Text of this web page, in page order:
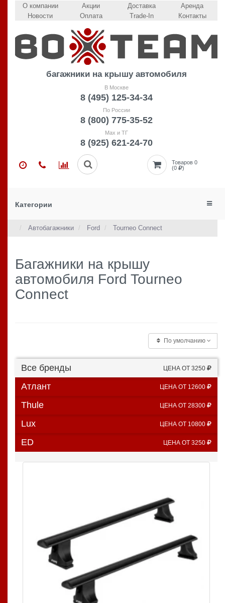
О компании
Новости
Акции
Оплата
Доставка
Trade-In
Аренда
Контакты
багажники на крышу автомобиля
В Москве
8 (495) 125-34-34
По России
8 (800) 775-35-52
Max и ТГ
8 (925) 621-24-70
Товаров 0
(0
)
Категории
Автобагажники Ford Tourneo Connect
Багажники на крышу
автомобиля Ford Tourneo
Connect
По умолчанию
Все бренды ЦЕНА ОТ 3250
Атлант ЦЕНА ОТ 12600
Thule ЦЕНА ОТ 28300
Lux ЦЕНА ОТ 10800
ED ЦЕНА ОТ 3250